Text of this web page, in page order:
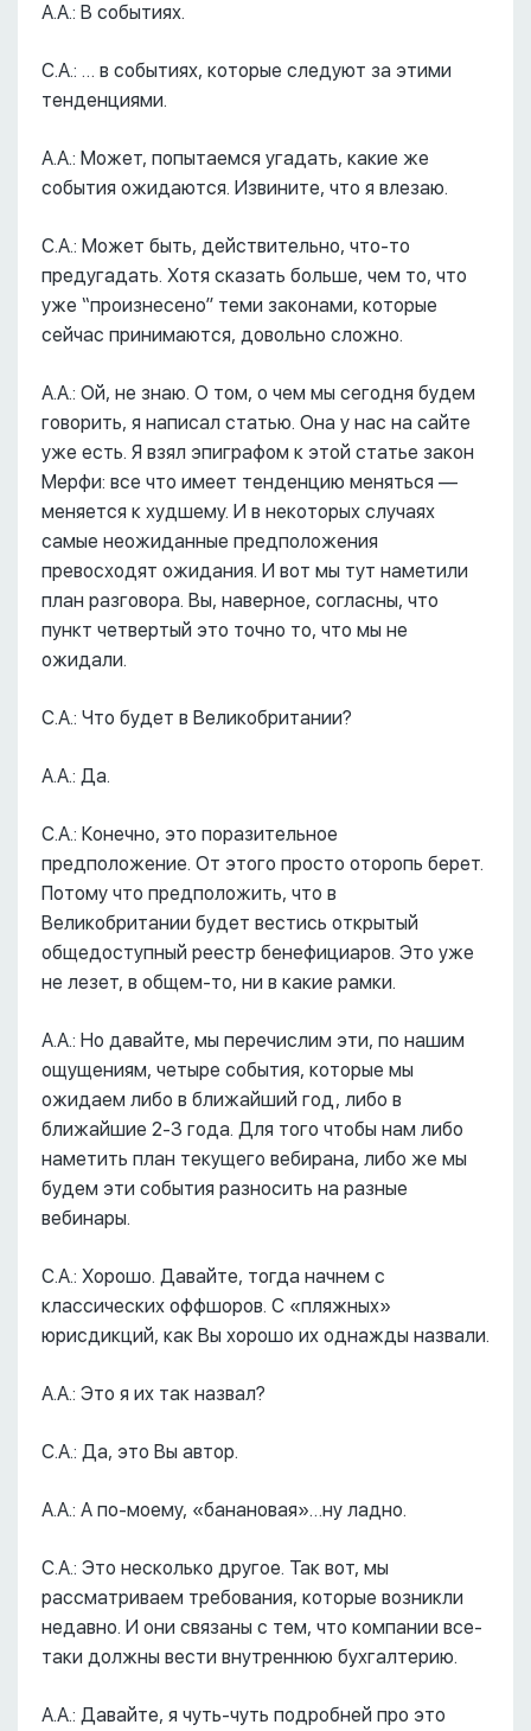
А.А.: В событиях.
С.А.: … в событиях, которые следуют за этими
тенденциями.
А.А.: Может, попытаемся угадать, какие же
события ожидаются. Извините, что я влезаю.
С.А.: Может быть, действительно, что-то
предугадать. Хотя сказать больше, чем то, что
уже “произнесено” теми законами, которые
сейчас принимаются, довольно сложно.
А.А.: Ой, не знаю. О том, о чем мы сегодня будем
говорить, я написал статью. Она у нас на сайте
уже есть. Я взял эпиграфом к этой статье закон
Мерфи: все что имеет тенденцию меняться ––
меняется к худшему. И в некоторых случаях
самые неожиданные предположения
превосходят ожидания. И вот мы тут наметили
план разговора. Вы, наверное, согласны, что
пункт четвертый это точно то, что мы не
ожидали.
С.А.: Что будет в Великобритании?
А.А.: Да.
С.А.: Конечно, это поразительное
предположение. От этого просто оторопь берет.
Потому что предположить, что в
Великобритании будет вестись открытый
общедоступный реестр бенефициаров. Это уже
не лезет, в общем-то, ни в какие рамки.
А.А.: Но давайте, мы перечислим эти, по нашим
ощущениям, четыре события, которые мы
ожидаем либо в ближайший год, либо в
ближайшие 2-3 года. Для того чтобы нам либо
наметить план текущего вебирана, либо же мы
будем эти события разносить на разные
вебинары.
С.А.: Хорошо. Давайте, тогда начнем с
классических оффшоров. С «пляжных»
юрисдикций, как Вы хорошо их однажды назвали.
А.А.: Это я их так назвал?
С.А.: Да, это Вы автор.
А.А.: А по-моему, «банановая»…ну ладно.
С.А.: Это несколько другое. Так вот, мы
рассматриваем требования, которые возникли
недавно. И они связаны с тем, что компании все-
таки должны вести внутреннюю бухгалтерию.
А.А.: Давайте, я чуть-чуть подробней про это